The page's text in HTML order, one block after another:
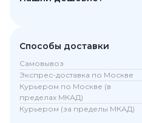
Способы доставки
Самовывоз
Экспрес-доставка по Москве
Курьером по Москве (в
пределах МКАД)
Курьером (за пределы МКАД)